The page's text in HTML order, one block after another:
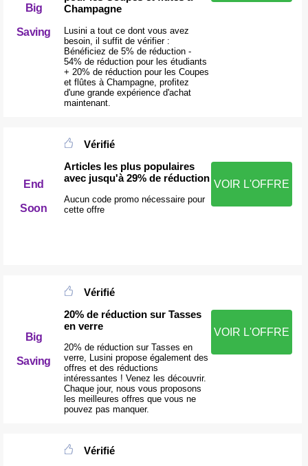
Big
Saving
Champagne
Lusini a tout ce dont vous avez
besoin, il suffit de vérifier :
Bénéficiez de 5% de réduction -
54% de réduction pour les étudiants
+ 20% de réduction pour les Coupes
et flûtes à Champagne, profitez
d'une grande expérience d'achat
maintenant.
End
Soon
Vérifié
Articles les plus populaires
avec jusqu'à 29% de réduction
Aucun code promo nécessaire pour
cette offre
VOIR L'OFFRE
Big
Saving
Vérifié
20% de réduction sur Tasses
en verre
20% de réduction sur Tasses en
verre, Lusini propose également des
offres et des réductions
intéressantes ! Venez les découvrir.
Chaque jour, nous vous proposons
les meilleures offres que vous ne
pouvez pas manquer.
VOIR L'OFFRE
Vérifié